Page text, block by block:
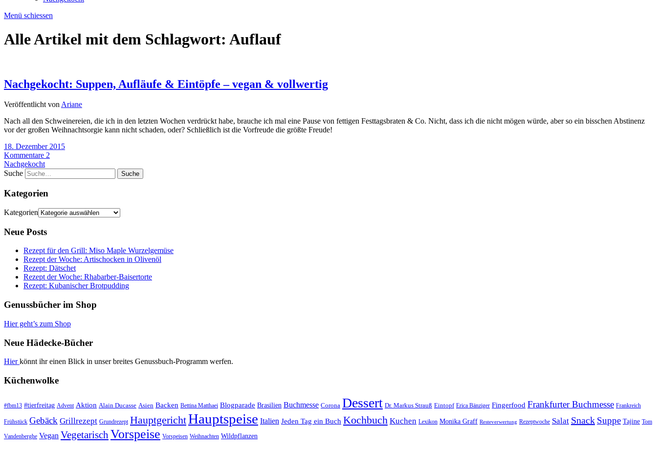
Menü schiessen
Alle Artikel mit dem Schlagwort: Auflauf
Nachgekocht: Suppen, Aufläufe & Eintöpfe – vegan & vollwertig
Veröffentlicht vonAriane
Nach all den Schweinereien, die ich in den letzten Wochen verdrückt habe, brauche ich mal eine Pause von fettigen Festtagsbraten & Co. Nicht, dass ich die nicht mögen würde, aber so ein bisschen Abstinenz
vor der großen Weihnachtsorgie kann nicht schaden, oder? Schließlich ist die Vorfreude die größte Freude!
18. Dezember 2015
Kommentare 2
Nachgekocht
Suche
Kategorien
Kategorien
Neue Posts
Rezept für den Grill: Miso Maple Wurzelgemüse
Rezept der Woche: Artischocken in Olivenöl
Rezept: Dätschet
Rezept der Woche: Rhabarber-Baisertorte
Rezept: Kubanischer Brotpudding
Genussbücher im Shop
Hier geht’s zum Shop
Neue Hädecke-Bücher
Hierkönnt ihr einen Blick in unser breites Genussbuch-Programm werfen.
Küchenwolke
#fbm13 #tierfreitag Advent Aktion Alain Ducasse Asien Backen Bettina Matthaei Blogparade Brasilien Buchmesse Corona Dessert Dr. Markus Strauß Eintopf Erica Bänziger Fingerfood Frankfurter Buchmesse Frankreich
Frühstück Gebäck Grillrezept Grundrezept HauptgerichtHauptspeise Italien Jeden Tag ein Buch Kochbuch Kuchen Lexikon Monika Graff Resteverwertung Rezeptwoche Salat Snack Suppe Tajine Tom
Vandenberghe Vegan Vegetarisch Vorspeise Vorspeisen Weihnachten Wildpflanzen